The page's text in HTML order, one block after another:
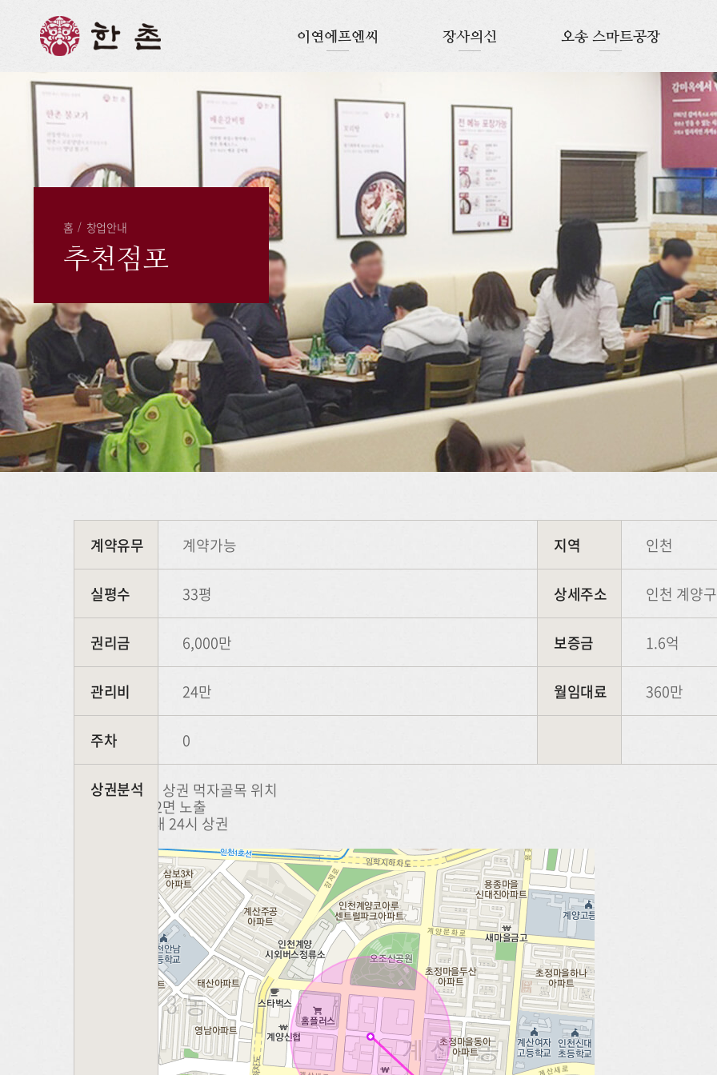
이연에프엔씨 장사의신 오송 스마트공장
홈 / 창업안내
추천점포
계약유무 계약가능 지역 인천
실평수 33평 상세주소 인천 계양
권리금 6,000만 보증금 1.6억
관리비 24만 월임대료 360만
주차 0
상권분석
인천 계양구청 상권 먹자골목 위치
�- 코너각지 2면 노출
�-�용종동 내 24시 상권